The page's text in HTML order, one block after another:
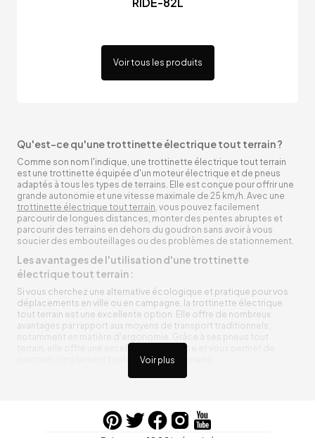
Voir tous les produits
Voir plus
Qu'est-ce qu'une trottinette électrique tout terrain ?
Comme son nom l'indique, une trottinette électrique tout terrain
est une trottinette équipée d'un moteur électrique et de pneus
adaptés à tous les types de terrains. Elle est conçue pour offrir une
grande autonomie et une vitesse maximale de 25 km/h. Avec une
trottinette électrique tout terrain, vous pouvez facilement
parcourir de longues distances, monter des pentes abruptes et
parcourir des terrains en dehors du goudron sans avoir à vous
soucier des embouteillages ou des problèmes de stationnement.
Les avantages de l'utilisation d'une trottinette
électrique tout terrain :
Si vous cherchez une alternative écologique et pratique pour vos
déplacements en ville ou en campagne, la trottinette électrique
tout terrain est une excellente option. Elle offre de nombreux
avantages par rapport aux moyens de transport traditionnels,
notamment en matière d'ergonomie. Grâce à ses pneus tout
terrain, elle offre une excellente adhérence et vous permet de
parcourir simplement toutes sortes de terrains.
Trottinette électrique tout terrain ergonomique
entre vos trajets, vous n’aurez pas à vous soucier de l’état de sa
batterie. De plus, elle est équipée de pneus résistants qui peuvent